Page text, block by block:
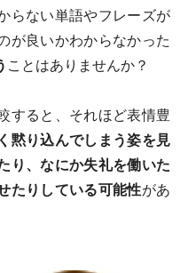
らない単語やフレーズが
が良いかわからなかった
ことはありませんか？
すると、それほど表情豊
黙り込んでしまう姿を見
り、なにか失礼を働いた
たりしている可能性があ